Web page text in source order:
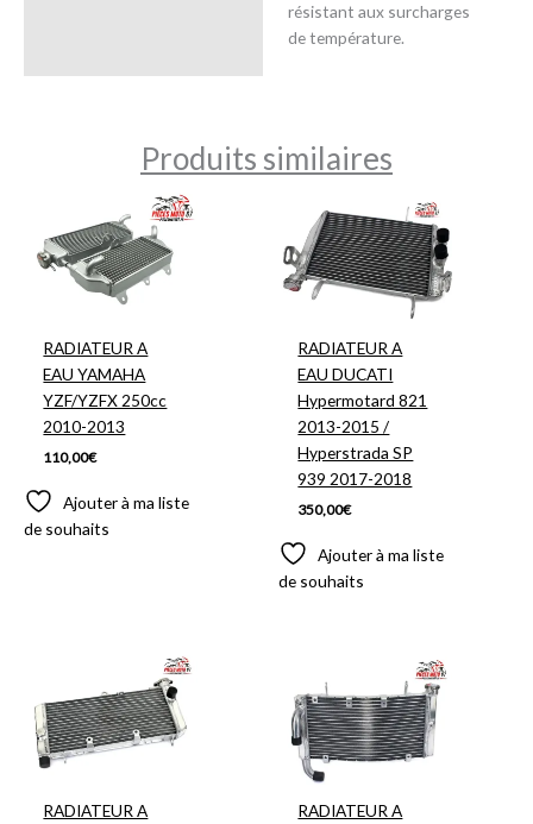
résistant aux surcharges
de température.
Produits similaires
RADIATEUR A
EAU YAMAHA
YZF/YZFX 250cc
2010-2013
110,00€
Ajouter à ma liste
de souhaits
RADIATEUR A
EAU DUCATI
Hypermotard 821
2013-2015 /
Hyperstrada SP
939 2017-2018
350,00€
Ajouter à ma liste
de souhaits
RADIATEUR A
RADIATEUR A